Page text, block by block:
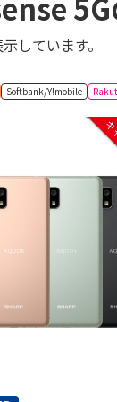
しています。
Softbank/Y!mobile